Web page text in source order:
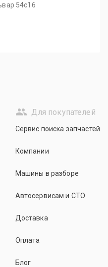
54с16
Для покупателей
Сервис поиска запчастей
Компании
Машины в разборе
Автосервисам и СТО
Доставка
Оплата
Блог